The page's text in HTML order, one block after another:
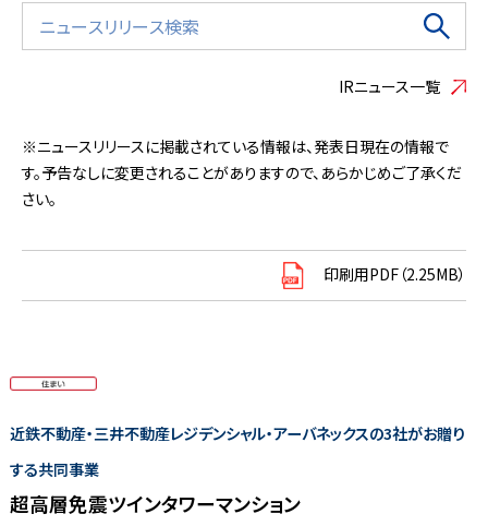
IRニュース一覧
※ニュースリリースに掲載されている情報は、発表日現在の情報で
す。予告なしに変更されることがありますので、あらかじめご了承くだ
さい。
印刷用PDF（2.25MB）
近鉄不動産・三井不動産レジデンシャル・アーバネックスの3社がお贈り
する共同事業
超高層免震ツインタワーマンション